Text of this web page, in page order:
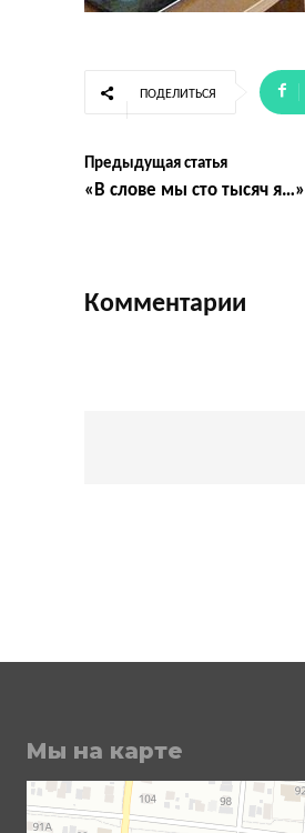
ПОДЕЛИТЬСЯ
Предыдущая статья
«В слове мы сто тысяч я…»
Комментарии
Мы на карте